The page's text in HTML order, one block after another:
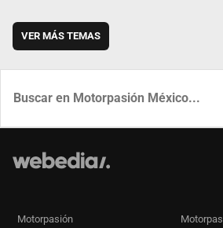
VER MÁS TEMAS
Motorpasión